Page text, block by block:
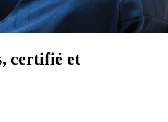
certifié et